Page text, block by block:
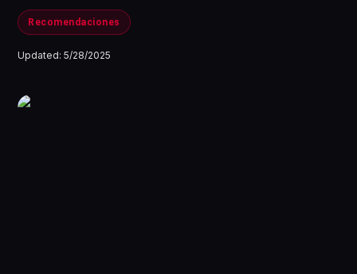
Recomendaciones
Updated:5/28/2025